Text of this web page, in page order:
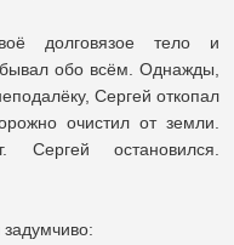
долговязое тело и
обо всём. Однажды,
Сергей откопал
очистил от земли.
Сергей остановился.